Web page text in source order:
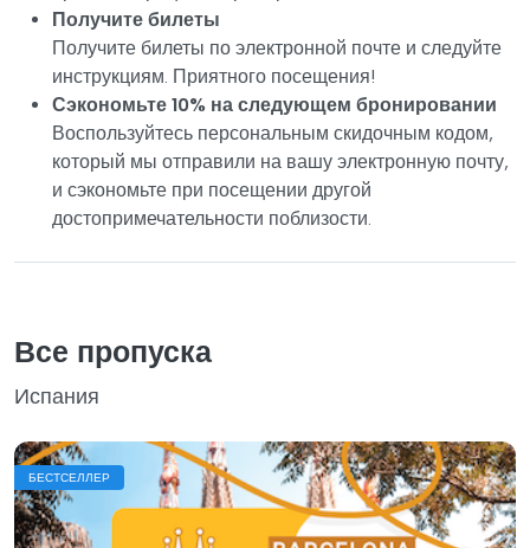
Получите билеты
Получите билеты по электронной почте и следуйте
инструкциям. Приятного посещения!
Сэкономьте 10% на следующем бронировании
Воспользуйтесь персональным скидочным кодом,
который мы отправили на вашу электронную почту,
и сэкономьте при посещении другой
достопримечательности поблизости.
Все пропуска
Испания
БЕСТСЕЛЛЕР